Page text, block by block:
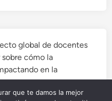
global de docentes
cómo la
en la
que te damos la mejor